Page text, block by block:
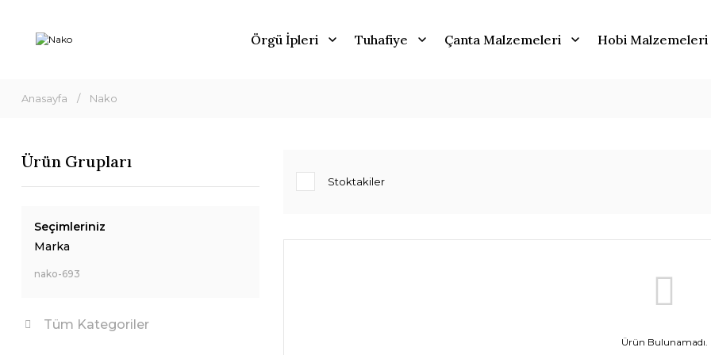
Örgü İpleri Tuhafiye Çanta Malzemeleri Hobi Malzemeleri
Anasayfa Nako
Ürün Grupları
Seçimleriniz
Marka
nako-693
Tüm Kategoriler
Stoktakiler
Ürün Bulunamadı.